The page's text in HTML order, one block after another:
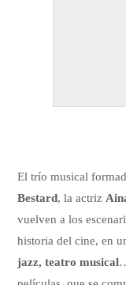
El trío musical
Bestard, la actriz
vuelven a los
historia del cine, en
jazz, teatro musical